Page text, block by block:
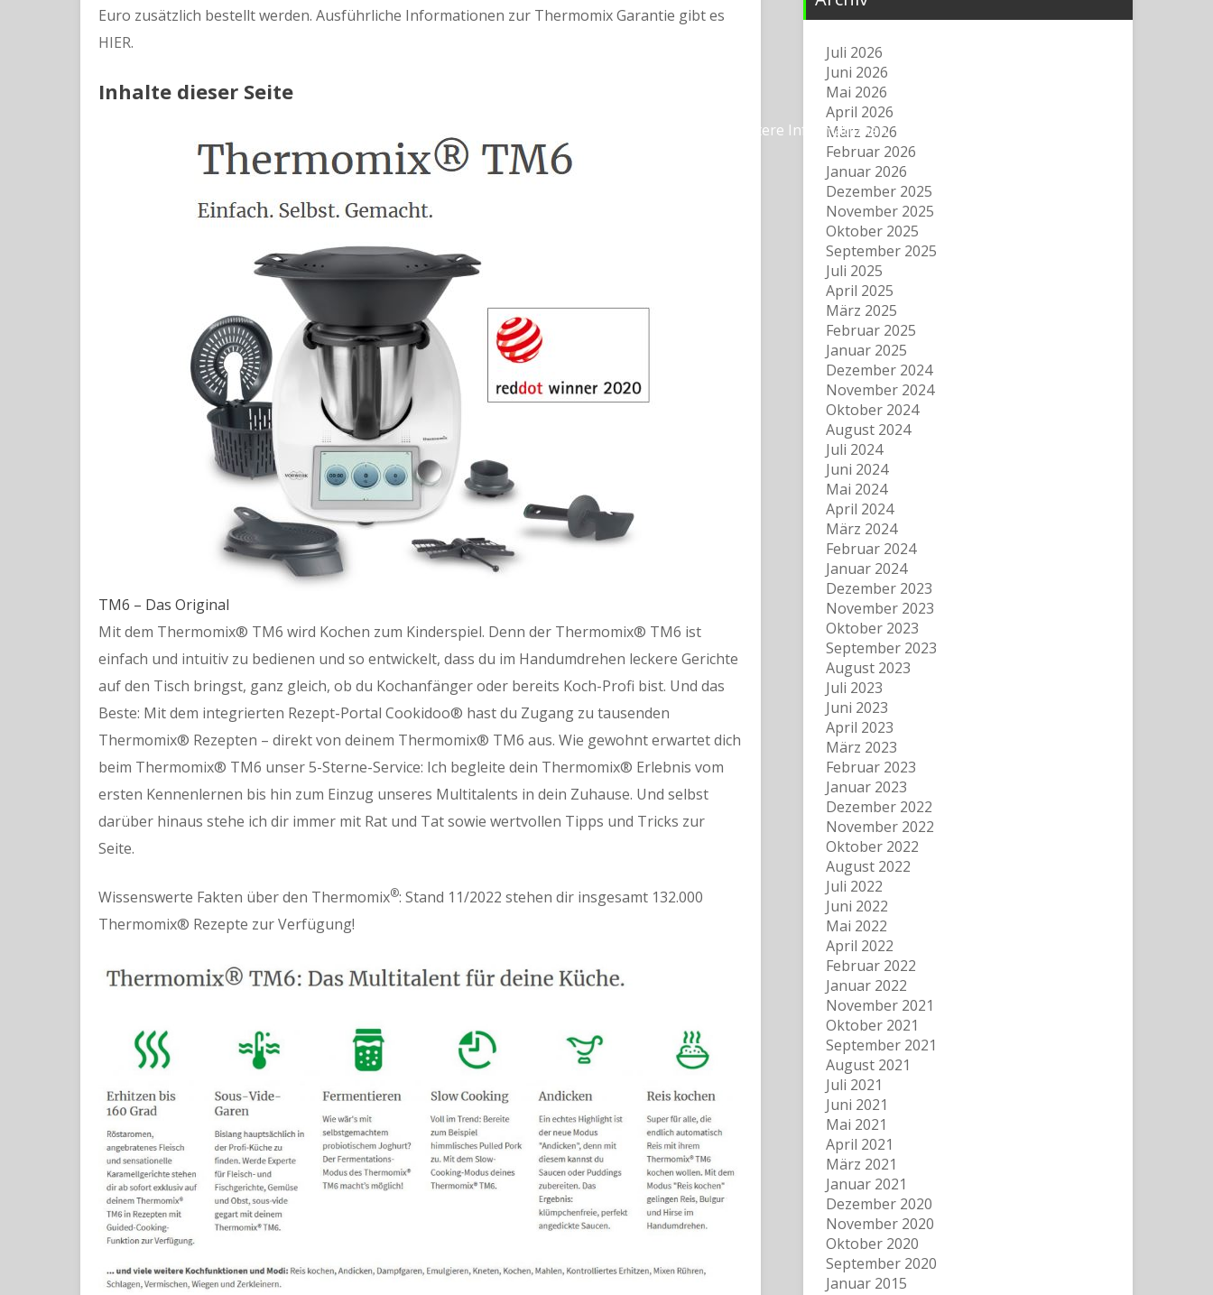
Euro zusätzlich bestellt werden. Ausführliche Informationen zur Thermomix Garantie gibt es
HIER.
Inhalte dieser Seite
Weitere Informationen
TM6 – Das Original
Mit dem Thermomix® TM6 wird Kochen zum Kinderspiel. Denn der Thermomix® TM6 ist
einfach und intuitiv zu bedienen und so entwickelt, dass du im Handumdrehen leckere Gerichte
auf den Tisch bringst, ganz gleich, ob du Kochanfänger oder bereits Koch-Profi bist. Und das
Beste: Mit dem integrierten Rezept-Portal Cookidoo® hast du Zugang zu tausenden
Thermomix® Rezepten – direkt von deinem Thermomix® TM6 aus. Wie gewohnt erwartet dich
beim Thermomix® TM6 unser 5-Sterne-Service: Ich begleite dein Thermomix® Erlebnis vom
ersten Kennenlernen bis hin zum Einzug unseres Multitalents in dein Zuhause. Und selbst
darüber hinaus stehe ich dir immer mit Rat und Tat sowie wertvollen Tipps und Tricks zur
Seite.
Wissenswerte Fakten über den Thermomix®: Stand 11/2022 stehen dir insgesamt 132.000
Thermomix® Rezepte zur Verfügung!
Juli 2026
Juni 2026
Mai 2026
April 2026
März 2026
Februar 2026
Januar 2026
Dezember 2025
November 2025
Oktober 2025
September 2025
Juli 2025
April 2025
März 2025
Februar 2025
Januar 2025
Dezember 2024
November 2024
Oktober 2024
August 2024
Juli 2024
Juni 2024
Mai 2024
April 2024
März 2024
Februar 2024
Januar 2024
Dezember 2023
November 2023
Oktober 2023
September 2023
August 2023
Juli 2023
Juni 2023
April 2023
März 2023
Februar 2023
Januar 2023
Dezember 2022
November 2022
Oktober 2022
August 2022
Juli 2022
Juni 2022
Mai 2022
April 2022
Februar 2022
Januar 2022
November 2021
Oktober 2021
September 2021
August 2021
Juli 2021
Juni 2021
Mai 2021
April 2021
März 2021
Januar 2021
Dezember 2020
November 2020
Oktober 2020
September 2020
Januar 2015